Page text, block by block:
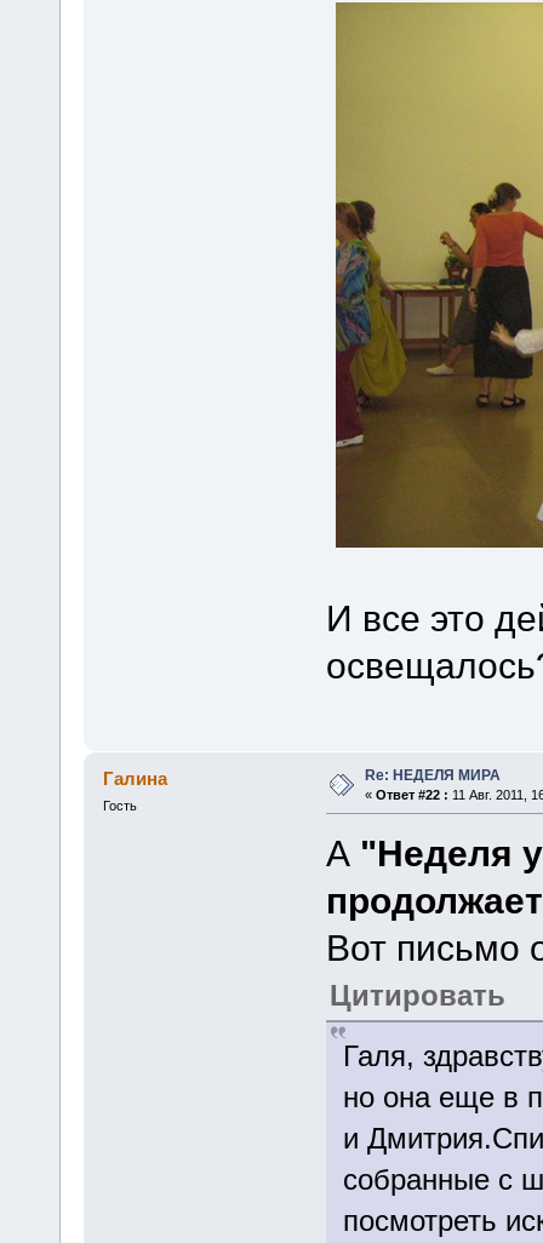
И все это
Галина
Гость
Re: НЕДЕЛЯ МИРА
« Ответ #22 : 11 Авг. 2011,
А "Неделя
Вот письмо
Цитировать
Галя,
но она еще в
и
собранные с
посмотреть